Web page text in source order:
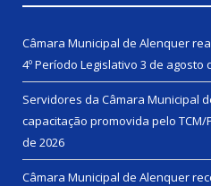
Câmara Municipal de Alenquer
4º Período Legislativo 3 de agosto
Servidores da Câmara Municipal
capacitação promovida pelo TCM/
de 2026
Câmara Municipal de Alenquer